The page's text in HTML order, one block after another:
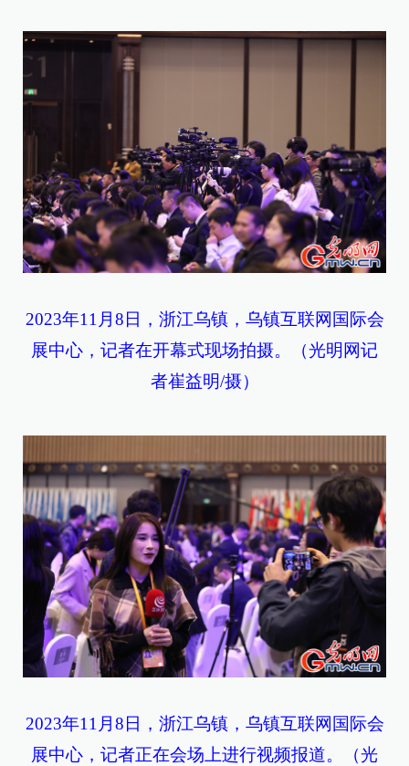
2023年11月8日，浙江乌镇，乌镇互联网国际会
展中心，记者在开幕式现场拍摄。（光明网记
者崔益明/摄）
2023年11月8日，浙江乌镇，乌镇互联网国际会
展中心，记者正在会场上进行视频报道。（光